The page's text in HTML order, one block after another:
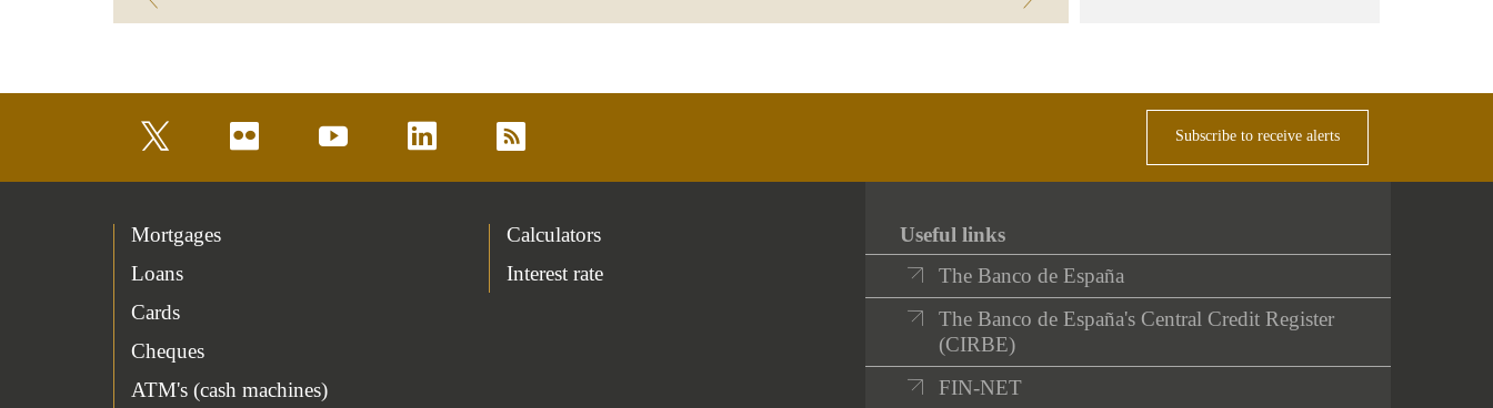
flickr youtube linkedin rss Subscribe to receive alerts
Mortgages
Loans
Cards
Cheques
ATM's (cash machines)
Calculators
Interest rate
Useful links
The Banco de España
The Banco de España's Central Credit Register
(CIRBE)
FIN-NET